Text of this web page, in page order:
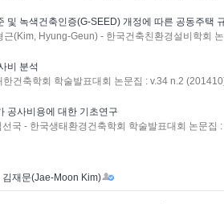
및 녹색건축인증(G-SEED) 개정에 따른 공동주택
근(Kim, Hyung-Geun) - 한국건축친환경설비학회
비 분석
한건축학회 학술발표대회 논문집 : v.34 n.2
공사비용에 대한 기초연구
선국 - 한국생태환경건축학회 학술발표대회 논문집
| 김재문(Jae-Moon Kim)